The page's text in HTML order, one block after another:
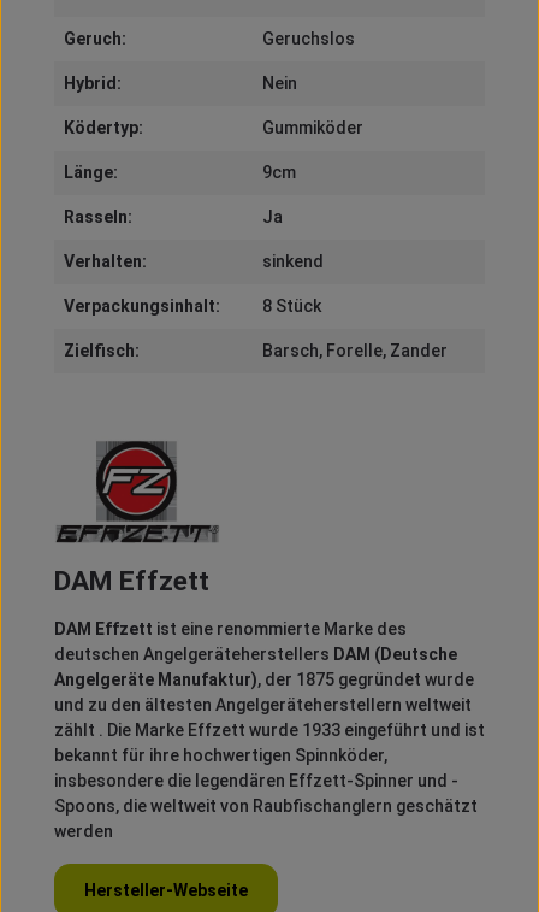
Geruch: Geruchslos
Hybrid: Nein
Ködertyp: Gummiköder
Länge: 9cm
Rasseln: Ja
Verhalten: sinkend
Verpackungsinhalt: 8 Stück
Zielfisch: Barsch, Forelle, Zander
DAM Effzett
DAM Effzett ist eine renommierte Marke des
deutschen Angelgeräteherstellers DAM (Deutsche
Angelgeräte Manufaktur), der 1875 gegründet wurde
und zu den ältesten Angelgeräteherstellern weltweit
zählt . Die Marke Effzett wurde 1933 eingeführt und ist
bekannt für ihre hochwertigen Spinnköder,
insbesondere die legendären Effzett-Spinner und -
Spoons, die weltweit von Raubfischanglern geschätzt
werden
Hersteller-Webseite